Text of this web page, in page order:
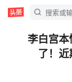
李白宫
了！近